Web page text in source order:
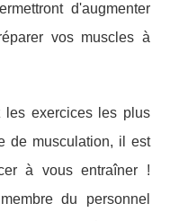
d'augmenter
vos muscles à
les exercices les plus
de musculation, il est
à vous entraîner !
du personnel